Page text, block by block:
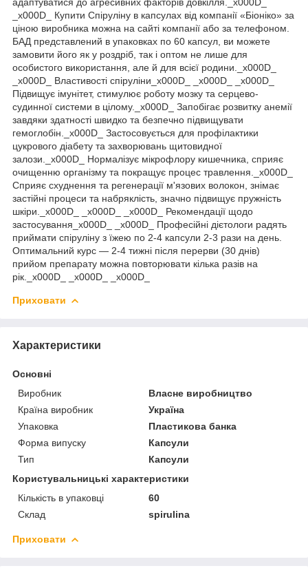
_x000D_ Купити Спіруліну в капсулах від компанії «Біоніко» за
ціною виробника можна на сайті компанії або за телефоном.
БАД представлений в упаковках по 60 капсул, ви можете
замовити його як у роздріб, так і оптом не лише для
особистого використання, але й для всієї родини._x000D_
_x000D_ Властивості спіруліни_x000D_ _x000D_ _x000D_
Підвищує імунітет, стимулює роботу мозку та серцево-
судинної системи в цілому._x000D_ Запобігає розвитку анемії
завдяки здатності швидко та безпечно підвищувати
гемоглобін._x000D_ Застосовується для профілактики
цукрового діабету та захворювань щитовидної
залози._x000D_ Нормалізує мікрофлору кишечника, сприяє
очищенню організму та покращує процес травлення._x000D_
Сприяє схуднення та регенерації м'язових волокон, знімає
застійні процеси та набряклість, значно підвищує пружність
шкіри._x000D_ _x000D_ _x000D_ Рекомендації щодо
застосування_x000D_ _x000D_ Професійні дієтологи радять
приймати спіруліну з їжею по 2-4 капсули 2-3 рази на день.
Оптимальний курс — 2-4 тижні після перерви (30 днів)
прийом препарату можна повторювати кілька разів на
рік._x000D_ _x000D_ _x000D_
Приховати
Характеристики
Основні
Виробник
Власне виробництво
Країна виробник
Україна
Упаковка
Пластикова банка
Форма випуску
Капсули
Тип
Капсули
Користувальницькі характеристики
Кількість в упаковці
60
Склад
spirulina
Приховати